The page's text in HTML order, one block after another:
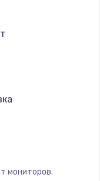
мониторов.